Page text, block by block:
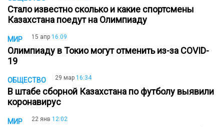
Стало известно сколько и какие спортсмены
Казахстана поедут на Олимпиаду
МИР 15 апр 16:09
Олимпиаду в Токио могут отменить из-за COVID-
19
ОБЩЕСТВО 29 мар 16:34
В штабе сборной Казахстана по футболу выявили
коронавирус
МИР 22 янв 12:02